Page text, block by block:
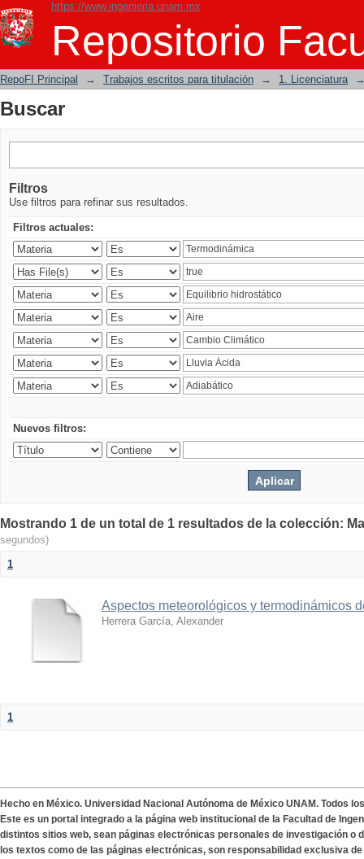
https://www.ingenieria.unam.mx
Repositorio
Buscar
RepoFI Principal → Trabajos escritos para titulación → 1. Licenciatura
Buscar
Filtros
Use filtros para refinar sus resultados.
Filtros actuales:
Nuevos filtros:
Mostrando 1 de un total de 1 resultados de la colección:
segundos)
1
Aspectos meteorológicos y termodinámicos
Herrera García, Alexander
1
Hecho en México. Universidad Nacional Autónoma de México UNAM. Todos
Este es un portal integrado a la página web institucional de la Facultad de
distintos sitios web, sean páginas electrónicas personales de investigación o
los textos como de las páginas electrónicas, son responsabilidad exclusiva